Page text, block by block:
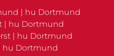
| hu Dortmund
| hu Dortmund
| hu Dortmund
hu Dortmund